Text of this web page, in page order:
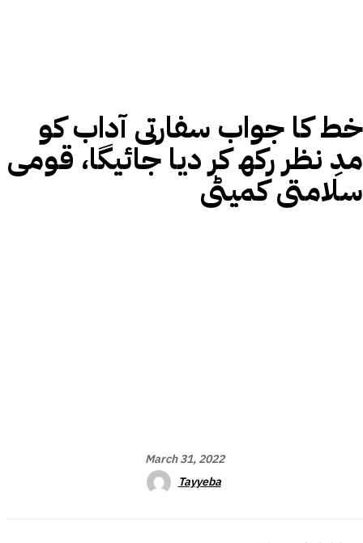
خط کا جواب سفارتی آداب کو
مدِ نظر رکھ کر دیا جائیگا، قومی
سلامتی کمیٹی
March 31, 2022
Tayyeba